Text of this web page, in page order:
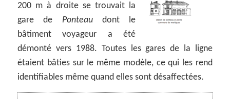
200 m à droite se trouvait la
gare de Ponteaudont le
bâtiment voyageur a été
démonté vers 1988. Toutes les gares de la ligne
étaient bâties sur le même modèle, ce qui les rend
identifiables même quand elles sont désaffectées.